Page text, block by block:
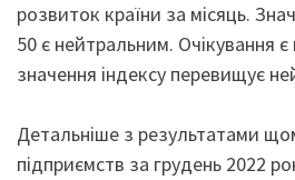
розвиток країни за місяць.
50 є нейтральним. Очікування
значення індексу перевищує
Детальніше з результатами
підприємств за грудень 2022